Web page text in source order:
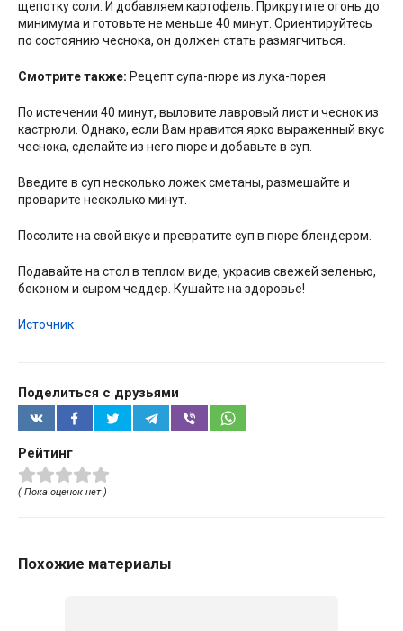
щепотку соли. И добавляем картофель. Прикрутите огонь до
минимума и готовьте не меньше 40 минут. Ориентируйтесь
по состоянию чеснока, он должен стать размягчиться.
Смотрите также: Рецепт супа-пюре из лука-порея
По истечении 40 минут, выловите лавровый лист и чеснок из
кастрюли. Однако, если Вам нравится ярко выраженный вкус
чеснока, сделайте из него пюре и добавьте в суп.
Введите в суп несколько ложек сметаны, размешайте и
проварите несколько минут.
Посолите на свой вкус и превратите суп в пюре блендером.
Подавайте на стол в теплом виде, украсив свежей зеленью,
беконом и сыром чеддер. Кушайте на здоровье!
Источник
Поделиться с друзьями
Рейтинг
( Пока оценок нет )
Похожие материалы